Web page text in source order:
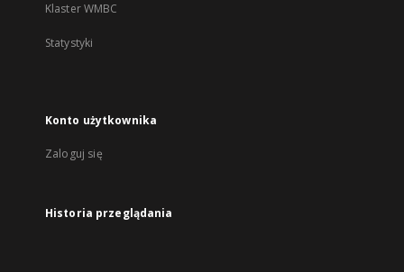
Klaster WMBC
Statystyki
Konto użytkownika
Zaloguj się
Historia przeglądania